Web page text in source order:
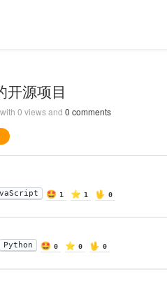
开源项目
with 0 views and 0 comments
🤩 1 ⭐️ 1 🖖 0
Python 🤩 0 ⭐️ 0 🖖 0